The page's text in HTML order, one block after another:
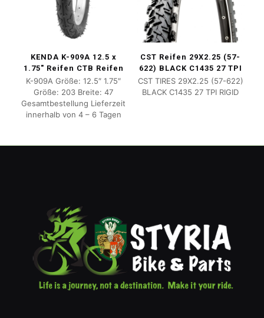
KENDA K-909A 12.5 x
1.75″ Reifen CTB Reifen
K-909A Größe: 12.5″ 1.75″
Größe: 203 Breite: 47
Gesamtbestellung Lieferzeit
innerhalb von 4 – 6 Tagen
CST Reifen 29X2.25 (57-
622) BLACK C1435 27 TPI
CST TIRES 29X2.25 (57-622)
BLACK C1435 27 TPI RIGID